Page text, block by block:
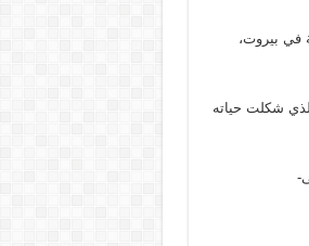
في بيروت،
شكلت حياته